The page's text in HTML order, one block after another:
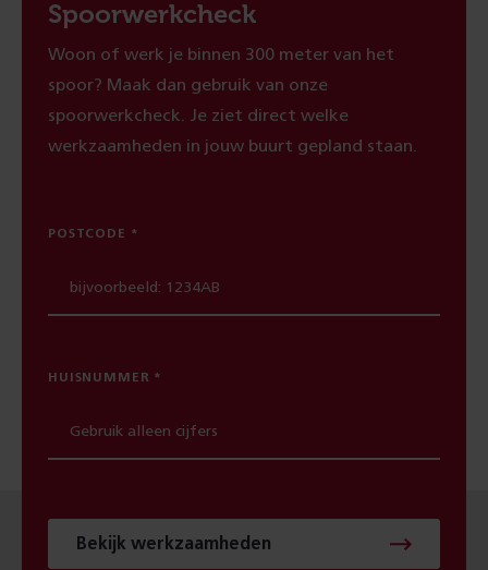
Spoorwerkcheck
Woon of werk je binnen 300 meter van het
spoor? Maak dan gebruik van onze
spoorwerkcheck. Je ziet direct welke
werkzaamheden in jouw buurt gepland staan.
POSTCODE
HUISNUMMER
Bekijk werkzaamheden